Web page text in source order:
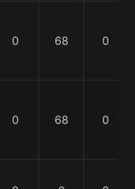
0 68 0
0 68 0